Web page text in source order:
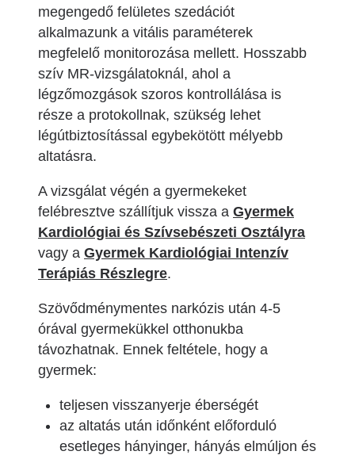
megengedő felületes szedációt
alkalmazunk a vitális paraméterek
megfelelő monitorozása mellett. Hosszabb
szív MR-vizsgálatoknál, ahol a
légzőmozgások szoros kontrollálása is
része a protokollnak, szükség lehet
légútbiztosítással egybekötött mélyebb
altatásra.
A vizsgálat végén a gyermekeket
felébresztve szállítjuk vissza a Gyermek
Kardiológiai és Szívsebészeti Osztályra
vagy a Gyermek Kardiológiai Intenzív
Terápiás Részlegre.
Szövődménymentes narkózis után 4-5
órával gyermekükkel otthonukba
távozhatnak. Ennek feltétele, hogy a
gyermek:
teljesen visszanyerje éberségét
az altatás után időnként előforduló
esetleges hányinger, hányás elmúljon és